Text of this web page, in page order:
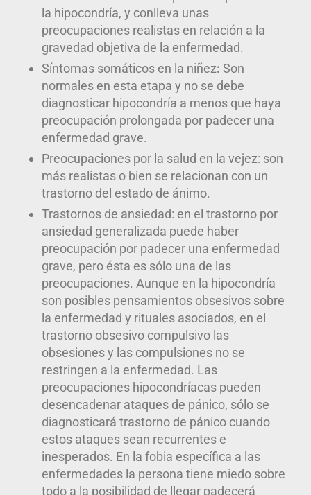
la hipocondría, y conlleva unas
preocupaciones realistas en relación a la
gravedad objetiva de la enfermedad.
Síntomas somáticos en la niñez: Son
normales en esta etapa y no se debe
diagnosticar hipocondría a menos que haya
preocupación prolongada por padecer una
enfermedad grave.
Preocupaciones por la salud en la vejez: son
más realistas o bien se relacionan con un
trastorno del estado de ánimo.
Trastornos de ansiedad: en el trastorno por
ansiedad generalizada puede haber
preocupación por padecer una enfermedad
grave, pero ésta es sólo una de las
preocupaciones. Aunque en la hipocondría
son posibles pensamientos obsesivos sobre
la enfermedad y rituales asociados, en el
trastorno obsesivo compulsivo las
obsesiones y las compulsiones no se
restringen a la enfermedad. Las
preocupaciones hipocondríacas pueden
desencadenar ataques de pánico, sólo se
diagnosticará trastorno de pánico cuando
estos ataques sean recurrentes e
inesperados. En la fobia específica a las
enfermedades la persona tiene miedo sobre
todo a la posibilidad de llegar padecerá